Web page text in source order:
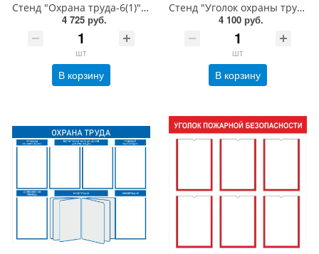
Стенд "Охрана труда-6(1)", 1000х850 мм, пластик 3 мм, карманы, демосистема
4 725 руб.
шт
В корзину
Стенд "Уголок охраны труда-8", 1050х800 мм, пластик 3 мм, карманы
4 100 руб.
шт
В корзину